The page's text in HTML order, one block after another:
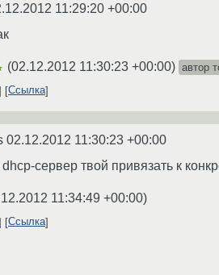
11:29:20 +00:00
(02.12.2012 11:30:23 +00:00) автор
Ссылка
02.12.2012 11:30:23 +00:00
сервер твой привязать к
11:34:49 +00:00)
Ссылка